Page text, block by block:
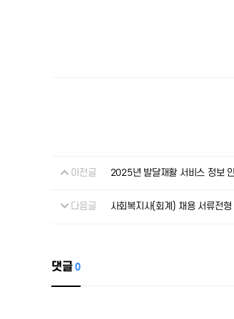
이전글 2025년 발달재활 서비스 정보
다음글 사회복지사(회계) 채용 서류전
댓글0